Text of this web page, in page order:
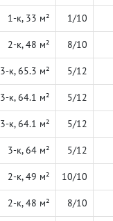
1-к, 33 м² 1/10
2-к, 48 м² 8/10
3-к, 65.3 м² 5/12
3-к, 64.1 м² 5/12
3-к, 64.1 м² 5/12
3-к, 64 м² 5/12
2-к, 49 м² 10/10
2-к, 48 м² 8/10